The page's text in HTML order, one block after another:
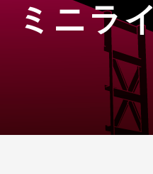
ニラ